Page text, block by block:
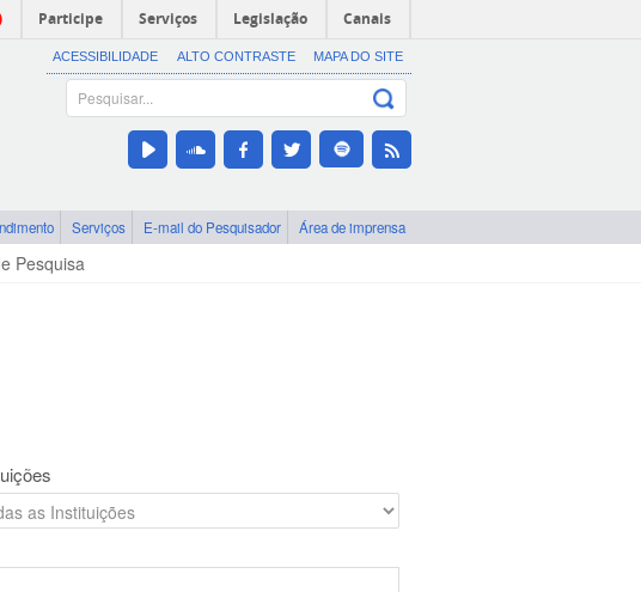
Participe Serviços Legislação Canais
ACESSIBILIDADE ALTO CONTRASTE MAPA DO SITE
Serviços E-mail do Pesquisador Área de imprensa
Pesquisa